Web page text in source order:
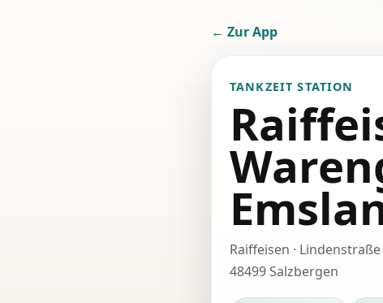
← Zur App
TANKZEIT STATION
Raiffeisen ·
48499 Salzbergen